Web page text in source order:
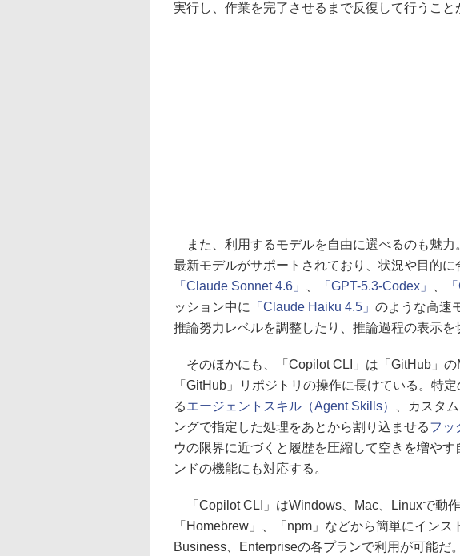
実行し、作業を完了させるまで反復して行うこと
また、利用するモデルを自由に選べるのも魅力
最新モデルがサポートされており、状況や目的に
「Claude Sonnet 4.6」
「GPT-5.3-Codex」
ッション中に
「Claude Haiku 4.5」 のような高速
推論努力レベルを調整したり、推論過程の表示を
そのほかにも、「Copilot CLI」は「GitHub」の
「GitHub」リポジトリの操作に長けている。特
るエージェントスキル（Agent Skills）
、カスタ
ングで指定した処理をあとから割り込ませるフッ
ウの限界に近づくと履歴を圧縮して空きを増や
ンドの機能にも対応する。
「Copilot CLI」はWindows、Mac、Linuxで動作
「Homebrew」、「npm」などから簡単にインス
Business、Enterpriseの各プランで利用が可能だ。